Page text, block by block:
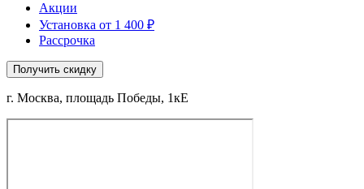
Акции
Установка от 1 400 ₽
Рассрочка
Получить скидку
г. Москва, площадь Победы, 1кЕ